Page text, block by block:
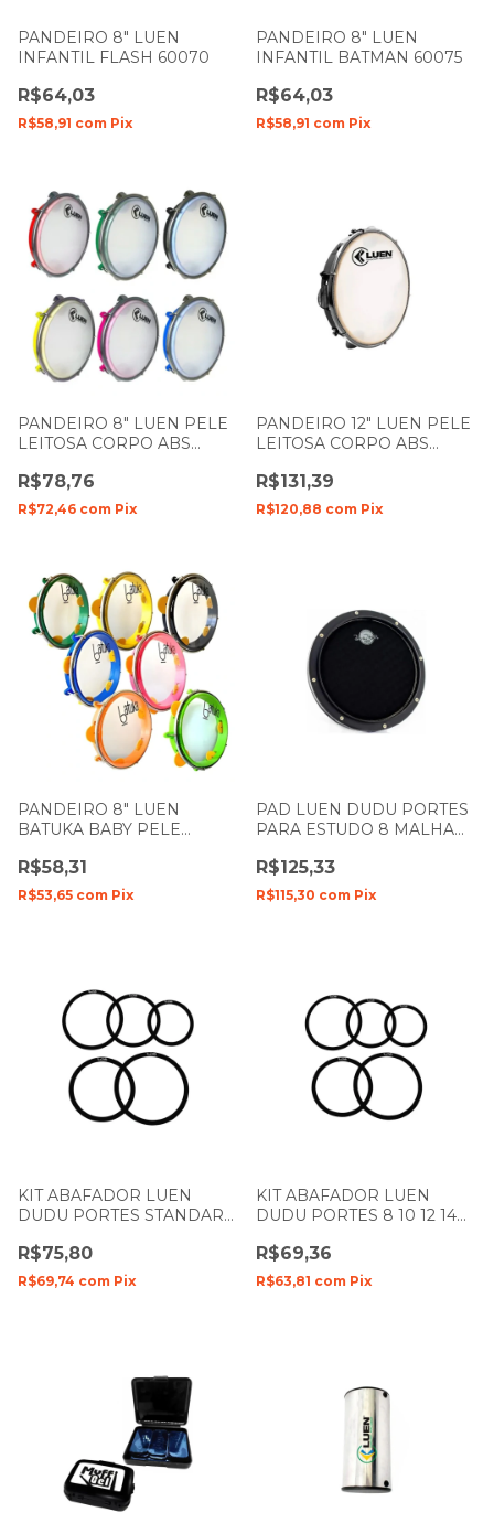
PANDEIRO 8" LUEN
INFANTIL FLASH 60070
R$64,03
R$58,91 com Pix
PANDEIRO 8" LUEN
INFANTIL BATMAN 60075
R$64,03
R$58,91 com Pix
PANDEIRO 8" LUEN PELE
LEITOSA CORPO ABS
R$78,76
R$72,46 com Pix
PANDEIRO 12" LUEN PELE
LEITOSA CORPO ABS
R$131,39
R$120,88 com Pix
PANDEIRO 8" LUEN
BATUKA BABY PELE
CORES 60046
R$58,31
R$53,65 com Pix
PAD LUEN DUDU PORTES
PARA ESTUDO 8 MALHA
R$125,33
R$115,30 com Pix
KIT ABAFADOR LUEN
DUDU PORTES STANDART
BLACK
R$75,80
R$69,74 com Pix
KIT ABAFADOR LUEN
DUDU PORTES 8 10 12 14
R$69,36
R$63,81 com Pix